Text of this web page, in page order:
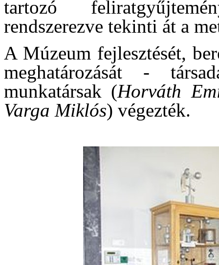
tartozó
rendszerezve tekinti át a
A Múzeum fejlesztését,
meghatározását -
munkatársak (Horváth
Varga Miklós) végezték.